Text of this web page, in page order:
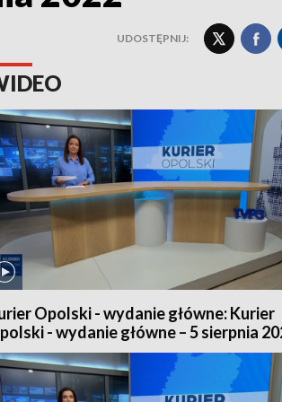
UDOSTĘPNIJ:
Opolski - wydanie główne: Kurier
- wydanie główne – 5 sierpnia